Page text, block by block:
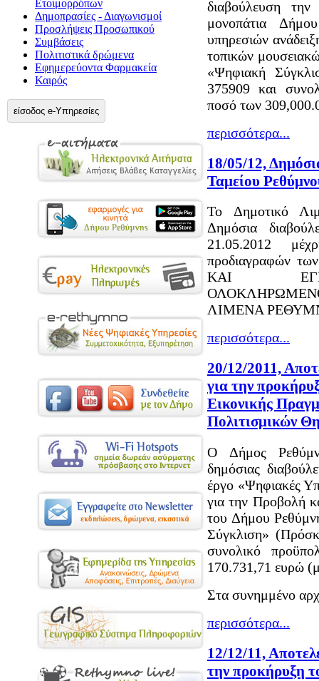
Ετοιμορρόπων
Δημοπρασίες - Διαγωνισμοί
Προσλήψεις Προσωπικού
Συμβάσεις
Πολιτιστικά δρώμενα
Εφημερεύοντα Φαρμακεία
Καιρός
είσοδος e-Υπηρεσίες
διαβούλευση
μονοπάτια
υπηρεσιών
τοπικών
«Ψηφιακή
375909 και
ποσό των
περισσότερα...
18/05/12,
Ταμείου
Το Δημοτικό
Δημόσια
21.05.2012
προδιαγραφών
ΚΑΙ
ΛΙΜΕΝΑ
περισσότερα...
20/12/2011,
για την
Εικονικής
Πολιτισμικών
Ο Δήμος
δημόσιας
έργο «Ψηφιακές
για την Προβολή
του Δήμου
Σύγκλιση»
συνολικό
170.731,71 ευρώ
Στα συνημμένο
περισσότερα...
12/12/11,
την προκήρυξη